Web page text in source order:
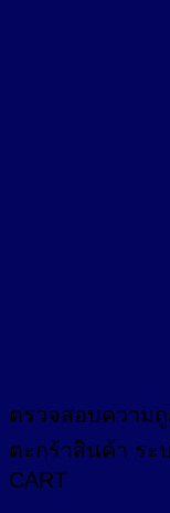
ตรวจสอบความ
ตะกร้าสินค้า ระ
CART